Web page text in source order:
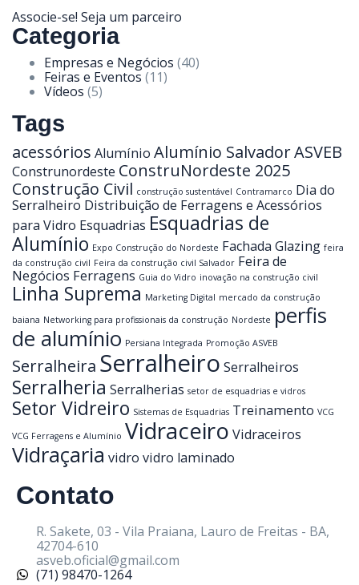
Associe-se! Seja um parceiro
Categoria
Empresas e Negócios (40)
Feiras e Eventos (11)
Vídeos (5)
Tags
acessórios Alumínio Alumínio SalvadorASVEB
Construnordeste ConstruNordeste 2025
Construção Civil construção sustentável Contramarco Dia do
Serralheiro Distribuição de Ferragens e Acessórios
para Vidro Esquadrias Esquadrias de
Alumínio Expo Construção do Nordeste Fachada Glazing feira
da construção civil Feira da construção civil Salvador Feira de
Negócios Ferragens Guia do Vidro inovação na construção civil
Linha Suprema Marketing Digital mercado da construção
baiana Networking para profissionais da construção Nordeste perfis
de alumínio Persiana Integrada Promoção ASVEB
Serralheira Serralheiro Serralheiros
Serralheria Serralherias setor de esquadrias e vidros
Setor Vidreiro Sistemas de Esquadrias Treinamento VCG
VCG Ferragens e Alumínio Vidraceiro Vidraceiros
Vidraçaria vidro vidro laminado
Contato
R. Sakete, 03 - Vila Praiana, Lauro de Freitas - BA,
42704-610
asveb.oficial@gmail.com
(71) 98470-1264